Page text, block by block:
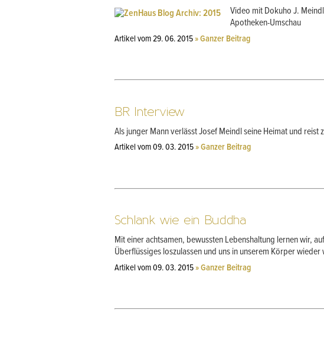
Video mit Dokuho J.
Apotheken-Umschau
Artikel vom 29. 06. 2015» Ganzer Beitrag
BR Interview
Als junger Mann verlässt Josef Meindl seine Heimat und reist
Artikel vom 09. 03. 2015» Ganzer Beitrag
Schlank wie ein Buddha
Mit einer achtsamen, bewussten Lebenshaltung lernen wir,
Überflüssiges loszulassen und uns in unserem Körper wieder
Artikel vom 09. 03. 2015» Ganzer Beitrag